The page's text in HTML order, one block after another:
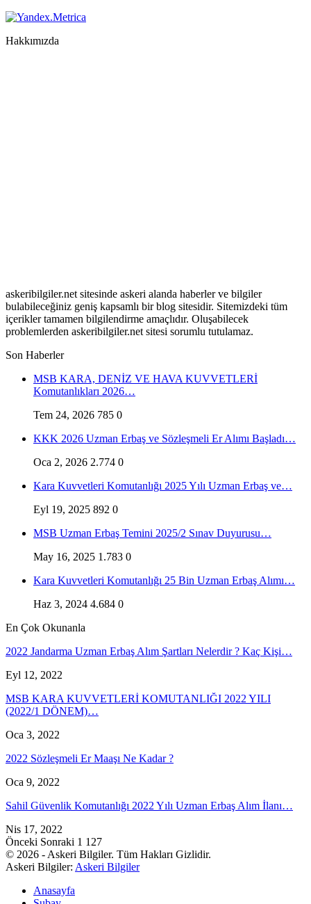
Hakkımızda
askeribilgiler.net sitesinde askeri alanda haberler ve bilgiler
bulabileceğiniz geniş kapsamlı bir blog sitesidir. Sitemizdeki tüm
içerikler tamamen bilgilendirme amaçlıdır. Oluşabilecek
problemlerden askeribilgiler.net sitesi sorumlu tutulamaz.
Son Haberler
MSB KARA, DENİZ VE HAVA KUVVETLERİ
Komutanlıkları 2026…
Tem 24, 2026 785 0
KKK 2026 Uzman Erbaş ve Sözleşmeli Er Alımı Başladı…
Oca 2, 2026 2.774 0
Kara Kuvvetleri Komutanlığı 2025 Yılı Uzman Erbaş ve…
Eyl 19, 2025 892 0
MSB Uzman Erbaş Temini 2025/2 Sınav Duyurusu…
May 16, 2025 1.783 0
Kara Kuvvetleri Komutanlığı 25 Bin Uzman Erbaş Alımı…
Haz 3, 2024 4.684 0
En Çok Okunanla
2022 Jandarma Uzman Erbaş Alım Şartları Nelerdir ? Kaç Kişi…
Eyl 12, 2022
MSB KARA KUVVETLERİ KOMUTANLIĞI 2022 YILI
(2022/1 DÖNEM)…
Oca 3, 2022
2022 Sözleşmeli Er Maaşı Ne Kadar ?
Oca 9, 2022
Sahil Güvenlik Komutanlığı 2022 Yılı Uzman Erbaş Alım İlanı…
Nis 17, 2022
Önceki Sonraki 1 127
© 2026 - Askeri Bilgiler. Tüm Hakları Gizlidir.
Askeri Bilgiler: Askeri Bilgiler
Anasayfa